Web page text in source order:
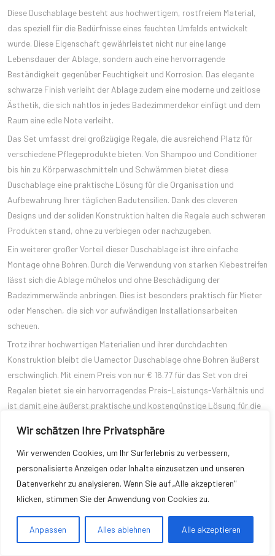
Wir schätzen Ihre Privatsphäre
Wir verwenden Cookies, um Ihr Surferlebnis zu verbessern,
personalisierte Anzeigen oder Inhalte einzusetzen und unseren
Datenverkehr zu analysieren. Wenn Sie auf „Alle akzeptieren"
klicken, stimmen Sie der Anwendung von Cookies zu.
Anpassen Alles ablehnen Alle akzeptieren
Diese Duschablage besteht aus hochwertigem, rostfreiem Material,
das speziell für die Bedürfnisse eines feuchten Umfelds entwickelt
wurde. Diese Eigenschaft gewährleistet nicht nur eine lange
Lebensdauer der Ablage, sondern auch eine hervorragende
Beständigkeit gegenüber Feuchtigkeit und Korrosion. Das elegante
schwarze Finish verleiht der Ablage zudem eine moderne und zeitlose
Ästhetik, die sich nahtlos in jedes Badezimmerdekor einfügt und dem
Raum eine edle Note verleiht.
Das Set umfasst drei großzügige Regale, die ausreichend Platz für
verschiedene Pflegeprodukte bieten. Von Shampoo und Conditioner
bis hin zu Körperwaschmitteln und Schwämmen bietet diese
Duschablage eine praktische Lösung für die Organisation und
Aufbewahrung Ihrer täglichen Badutensilien. Dank des cleveren
Designs und der soliden Konstruktion halten die Regale auch schweren
Produkten stand, ohne zu verbiegen oder nachzugeben.
Ein weiterer großer Vorteil dieser Duschablage ist ihre einfache
Montage ohne Bohren. Durch die Verwendung von starken Klebestreifen
lässt sich die Ablage mühelos und ohne Beschädigung der
Badezimmerwände anbringen. Dies ist besonders praktisch für Mieter
oder Menschen, die sich vor aufwändigen Installationsarbeiten
scheuen.
Trotz ihrer hochwertigen Materialien und ihrer durchdachten
Konstruktion bleibt die Uamector Duschablage ohne Bohren äußerst
erschwinglich. Mit einem Preis von nur € 16.77 für das Set von drei
Regalen bietet sie ein hervorragendes Preis-Leistungs-Verhältnis und
ist damit eine äußerst praktische und kostengünstige Lösung für die
Uamector Duschablage ohne Bohren nicht nur mehr Stauraum,
sondern auch mehr Komfort und Funktionalität für Ihr Badezimmer. Mit
ihrem hochwertigen Design, ihrer einfachen Montage und ihrem
erschwinglichen Preis ist sie eine kluge Investition für jedes Zuhause
und trägt dazu bei, Ihren Badezimmerbereich in einen aufgeräumten
und organisierten Raum zu verwandeln.
Handtuchhalter Ohne Bohren –